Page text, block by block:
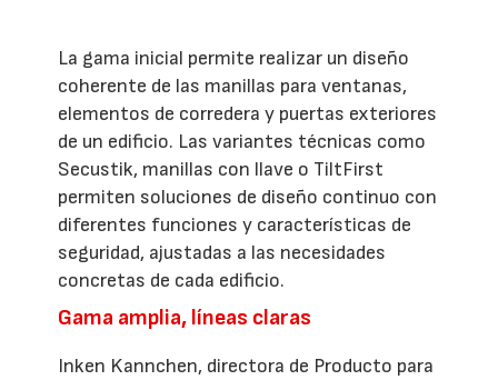
La gama inicial permite realizar un diseño
coherente de las manillas para ventanas,
elementos de corredera y puertas exteriores
de un edificio. Las variantes técnicas como
Secustik, manillas con llave o TiltFirst
permiten soluciones de diseño continuo con
diferentes funciones y características de
seguridad, ajustadas a las necesidades
concretas de cada edificio.
Gama amplia, líneas claras
Inken Kannchen, directora de Producto para